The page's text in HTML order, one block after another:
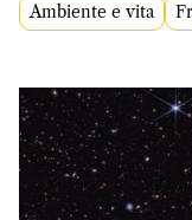
Ambiente e vita